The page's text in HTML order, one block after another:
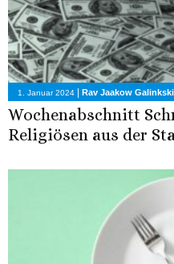
1. Januar 2024 | Rav Jaakow
Wochenabschnitt
Religiösen aus der